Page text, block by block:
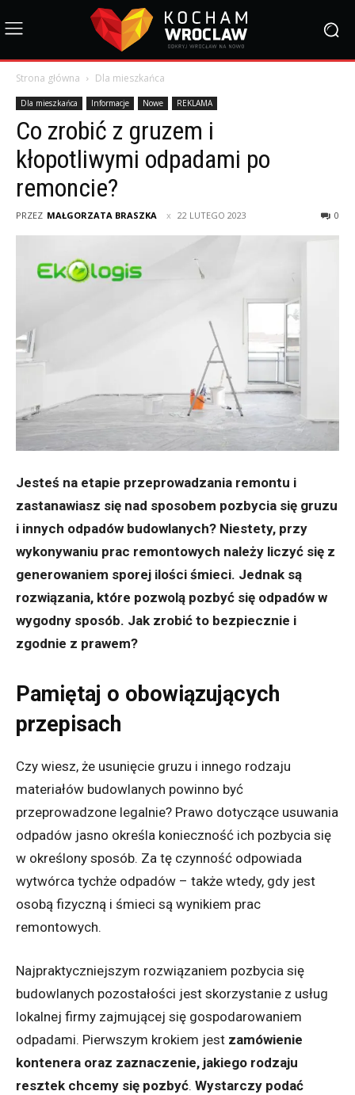
Strona główna Dla mieszkańca
Dla mieszkańca Informacje Nowe REKLAMA
Co zrobić z gruzem i
kłopotliwymi odpadami po
remoncie?
PRZEZ MAŁGORZATA BRASZKA 22 LUTEGO 2023 0
Jesteś na etapie przeprowadzania remontu i
zastanawiasz się nad sposobem pozbycia się gruzu
i innych odpadów budowlanych? Niestety, przy
wykonywaniu prac remontowych należy liczyć się z
generowaniem sporej ilości śmieci. Jednak są
rozwiązania, które pozwolą pozbyć się odpadów w
wygodny sposób. Jak zrobić to bezpiecznie i
zgodnie z prawem?
Pamiętaj o obowiązujących
przepisach
Czy wiesz, że usunięcie gruzu i innego rodzaju
materiałów budowlanych powinno być
przeprowadzone legalnie? Prawo dotyczące usuwania
odpadów jasno określa konieczność ich pozbycia się
w określony sposób. Za tę czynność odpowiada
wytwórca tychże odpadów – także wtedy, gdy jest
osobą fizyczną i śmieci są wynikiem prac
remontowych.
Najpraktyczniejszym rozwiązaniem pozbycia się
budowlanych pozostałości jest skorzystanie z usług
lokalnej firmy zajmującej się gospodarowaniem
odpadami. Pierwszym krokiem jest zamówienie
kontenera oraz zaznaczenie, jakiego rodzaju
resztek chcemy się pozbyć. Wystarczy podać